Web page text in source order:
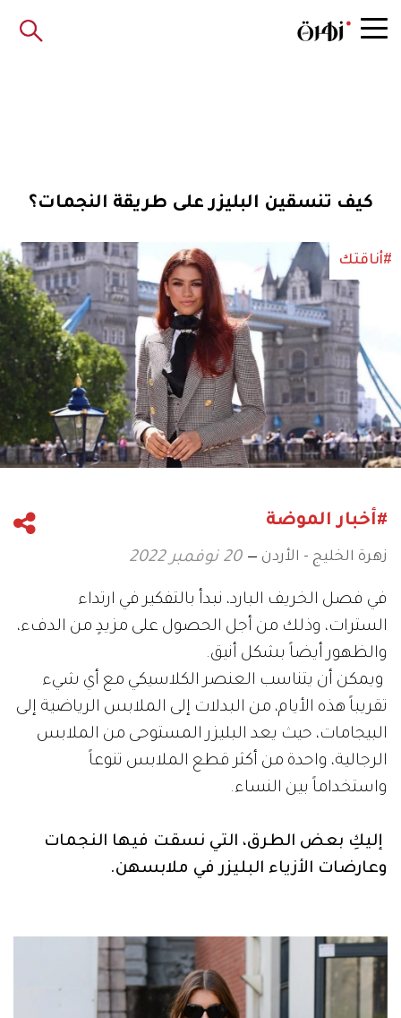
كيف تنسقين البليزر على طريقة النجمات؟
#أناقتك
#أخبار الموضة
زهرة الخليج - الأردن 20 نوفمبر 2022
في فصل الخريف البارد، نبدأ بالتفكير في ارتداء
السترات، وذلك من أجل الحصول على مزيدٍ من الدفء،
والظهور أيضاً بشكل أنيق.
ويمكن أن يتناسب العنصر الكلاسيكي مع أي شيء
تقريباً هذه الأيام، من البدلات إلى الملابس الرياضية إلى
البيجامات، حيث يعد البليزر المستوحى من الملابس
الرجالية، واحدة من أكثر قطع الملابس تنوعاً
واستخداماً بين النساء.
إليكِ بعض الطرق، التي نسقت فيها النجمات
وعارضات الأزياء البليزر في ملابسهن.